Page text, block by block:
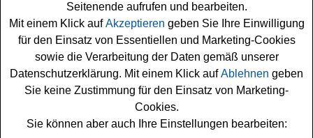
von Nordzucker mitmachen möchten, müssen Sie nur
flink das kleine Formular ausfüllen. Damit können Sie
sich schon Ihre Gewinnchance sichern. Vielleicht haben
Sie ja Glück? Viel Erfolg bei diesem Nordzucker Sweet
Family Gewinnspiel und eine schöne Zeit bes
Weihnachten!
Nordzucker verlost jedes
Seitenende aufrufen und bearbeiten.
Mit einem Klick aufAkzeptieren geben Sie Ihre Einwilligung
für den Einsatz von Essentiellen und Marketing-Cookies
sowie die Verarbeitung der Daten gemäß unserer
Datenschutzerklärung. Mit einem Klick aufAblehnen geben
Sie keine Zustimmung für den Einsatz von Marketing-
Cookies.
Sie können aber auch Ihre Einstellungen bearbeiten: